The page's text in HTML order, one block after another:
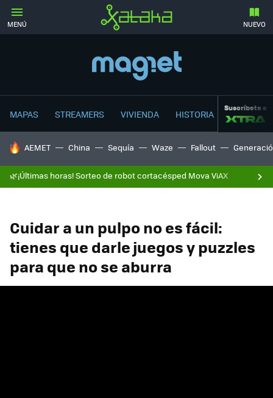
MENÚ NUEVO
MAPAS STREAMERS VIVIENDA HISTORIA Suscríbete a
HOY SE HABLA DE
AEMET China Sequía Waze Fallout
🌿¡Últimas horas! Sorteo de robot cortacésped Mova ViAX
Cuidar a un pulpo no es fácil:
tienes que darle juegos y puzzles
para que no se aburra